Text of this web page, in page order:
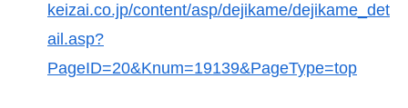
keizai.co.jp/content/asp/dejikame/dejikame_det
ail.asp?
PageID=20&Knum=19139&PageType=top